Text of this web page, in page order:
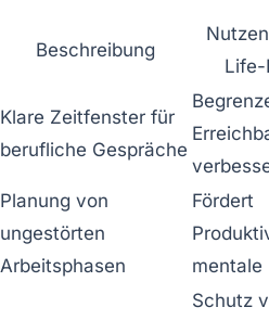
Beschreibung
Life-
Klare Zeitfenster für
berufliche Gespräche
Planung von
ungestörten
Arbeitsphasen
Fördert
mentale
Schutz